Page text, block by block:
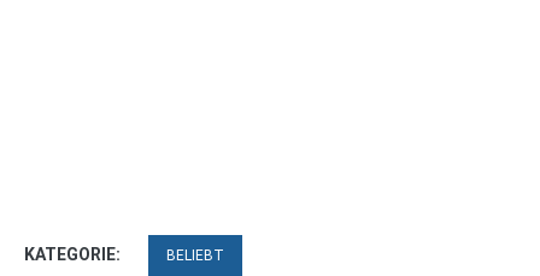
KATEGORIE: BELIEBT